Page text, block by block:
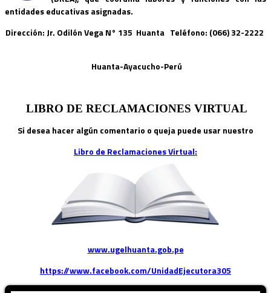
entidades educativas asignadas.
Dirección: Jr. Odilón Vega N° 135 Huanta Teléfono: (066) 32-2222
Huanta-Ayacucho-Perú
LIBRO DE RECLAMACIONES VIRTUAL
Si desea hacer algún comentario o queja puede usar nuestro
Libro de Reclamaciones Virtual:
www.ugelhuanta.gob.pe
https://www.facebook.com/UnidadEjecutora305